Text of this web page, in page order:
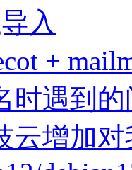
入
+
时遇到
云增加